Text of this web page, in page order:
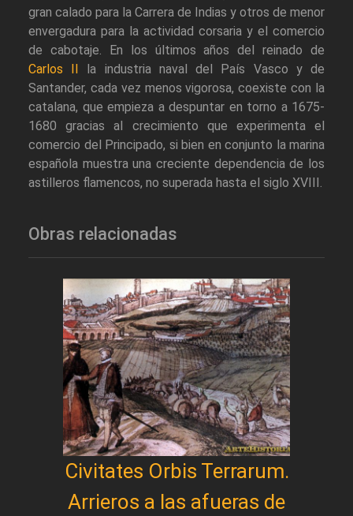
gran calado para la Carrera de Indias y otros de menor
envergadura para la actividad corsaria y el comercio
de cabotaje. En los últimos años del reinado de
Carlos II
la industria naval del País Vasco y de
Santander, cada vez menos vigorosa, coexiste con la
catalana, que empieza a despuntar en torno a 1675-
1680 gracias al crecimiento que experimenta el
comercio del Principado, si bien en conjunto la marina
española muestra una creciente dependencia de los
astilleros flamencos, no superada hasta el siglo XVIII.
Obras relacionadas
Civitates Orbis Terrarum.
Arrieros a las afueras de